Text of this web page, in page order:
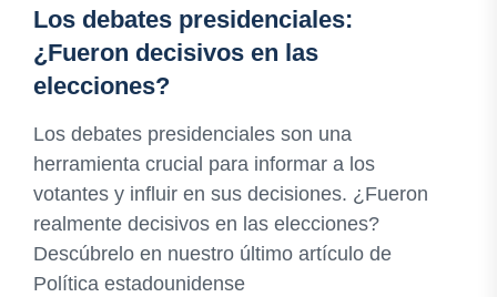
Los debates presidenciales:
¿Fueron decisivos en las
elecciones?
Los debates presidenciales son una
herramienta crucial para informar a los
votantes y influir en sus decisiones. ¿Fueron
realmente decisivos en las elecciones?
Descúbrelo en nuestro último artículo de
Política estadounidense